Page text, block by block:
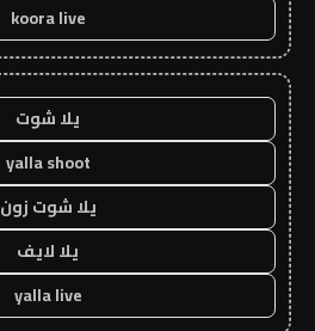
koora live
يلا شوت
yalla shoot
يلا شوت زون
يلا لايف
yalla live